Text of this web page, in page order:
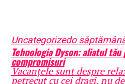
Uncategorizedo
Tehnologia Dyson: aliatul
compromisuri
Vacanțele sunt despre
petrecut cu cei dragi, nu